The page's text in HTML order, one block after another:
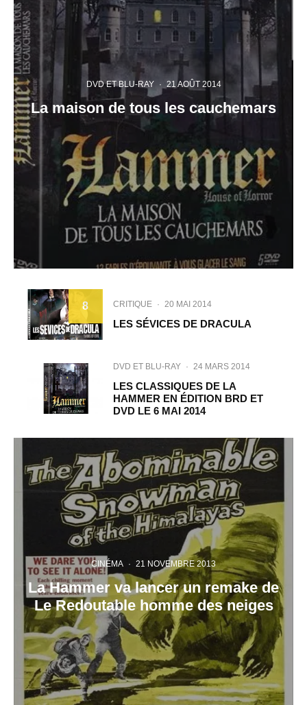
DVD ET BLU-RAY · 21 AOÛT 2014
La maison de tous les cauchemars
8 CRITIQUE · 20 MAI 2014
LES SÉVICES DE DRACULA
DVD ET BLU-RAY · 24 MARS 2014
LES CLASSIQUES DE LA
HAMMER EN ÉDITION BRD ET
DVD LE 6 MAI 2014
CINÉMA · 21 NOVEMBRE 2013
La Hammer va lancer un remake de
Le Redoutable homme des neiges